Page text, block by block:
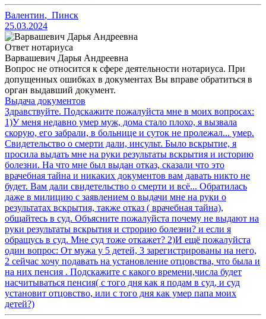
Валентин, Пинск
25.03.2024
Ответ нотариуса
Варвашевич Дарья Андреевна
Вопрос не относится к сфере деятельности нотариуса. При
допущенных ошибках в документах Вы вправе обратиться в
орган выдавший документ.
Выдача документов
Здравствуйте. Подскажите пожалуйста мне в моих вопросах:
1)У меня недавно умер муж, дома стало плохо, я вызвала
скорую, его забрали, в больнице и суток не пролежал... умер.
Свидетельство о смерти дали, инсульт. Было вскрытие, я
просила выдать мне на руки результаты вскрытия и историю
болезни. На что мне был выдан отказ, сказали что это
врачебная тайна и никаких документов вам давать никто не
будет. Вам дали свидетельство о смерти и всё... Обратилась
даже в милицию с заявлением о выдачи мне на руки о
результатах вскрытия, также отказ ( врачебная тайна),
общайтесь в суд. Объясните пожалуйста почему не выдают на
руки результаты вскрытия и строрию болезни? и если я
обращусь в суд. Мне суд тоже откажет? 2)И ещё пожалуйста
один вопрос: От мужа у 5 детей, 3 зарегистрированы на него,
2 сейчас хочу подавать на установление отцовства, что была и
на них пенсия . Подскажите с какого времени,числа будет
насчитываться пенсия( с того дня как я подам в суд, и суд
установит отцовство, или с того дня как умер папа моих
детей?)